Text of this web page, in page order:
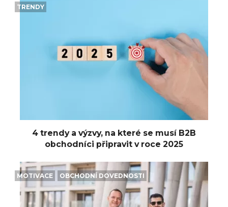
TRENDY
4 trendy a výzvy, na které se musí B2B
obchodníci připravit v roce 2025
MOTIVACE OBCHODNÍ DOVEDNOSTI